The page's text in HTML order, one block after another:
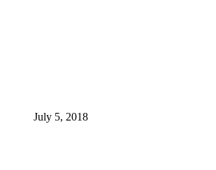
July 5, 2018